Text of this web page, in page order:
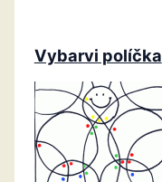
Vybarvi políčka